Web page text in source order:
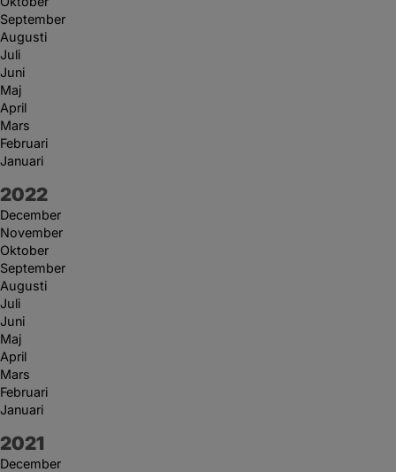
September
Augusti
Juli
Juni
Maj
April
Mars
Februari
Januari
År:
2022
December
November
Oktober
September
Augusti
Juli
Juni
Maj
April
Mars
Februari
Januari
År:
2021
December